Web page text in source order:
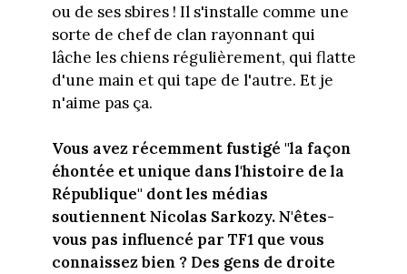
ou de ses sbires ! Il s'installe comme une
sorte de chef de clan rayonnant qui
lâche les chiens régulièrement, qui flatte
d'une main et qui tape de l'autre. Et je
n'aime pas ça.
Vous avez récemment fustigé "la façon
éhontée et unique dans l'histoire de la
République" dont les médias
soutiennent Nicolas Sarkozy. N'êtes-
vous pas influencé par TF1 que vous
connaissez bien ? Des gens de droite